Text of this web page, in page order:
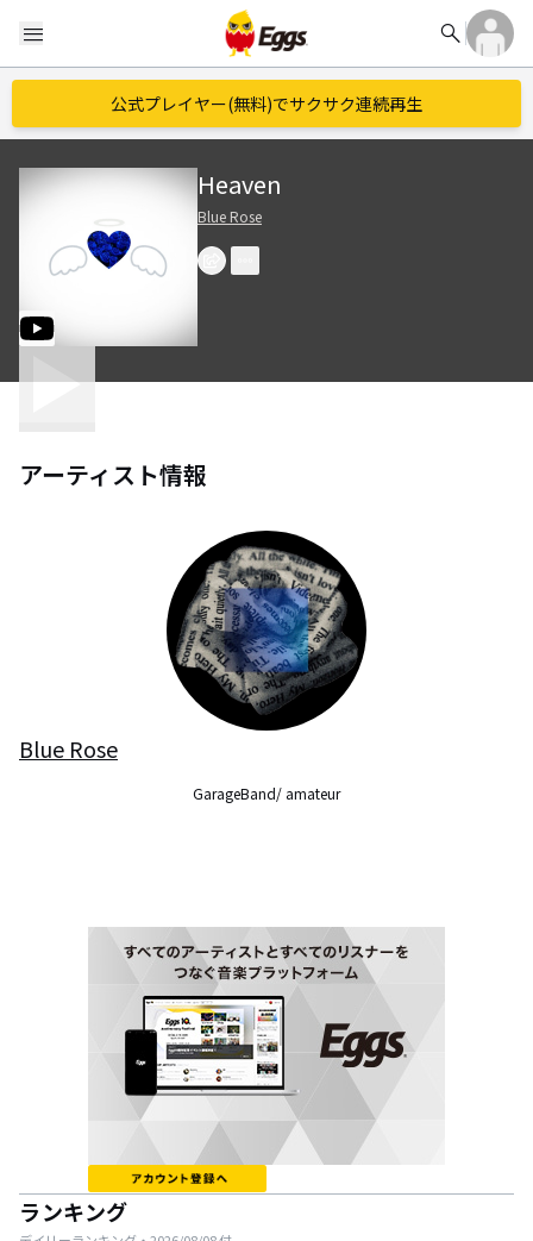
menu search
公式プレイヤー(無料)でサクサク連続再生
Heaven
Blue Rose
アーティスト情報
Blue Rose
GarageBand/ amateur
ランキング